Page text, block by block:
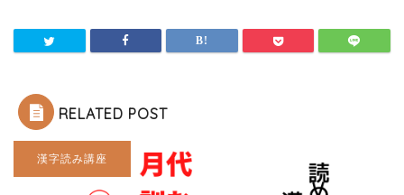
RELATED POST
漢字読み講座